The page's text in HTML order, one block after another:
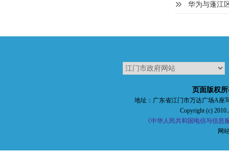
华为与蓬江
页面版权
地址：广东省江门市万达广场A座
Copyright (c)
《中华人民共和国电信与信息
网